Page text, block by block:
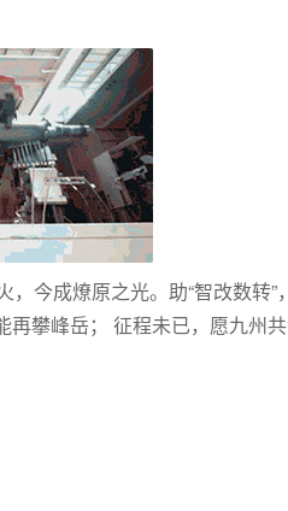
今成燎原之光。助“智改数转”
攀峰岳； 征程未已，愿九州共